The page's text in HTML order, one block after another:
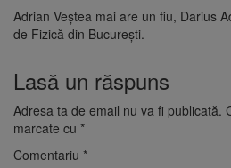
Adrian Veștea mai are un fiu, Darius
de Fizică din București.
Lasă un răspuns
Adresa ta de email nu va fi publicată.
marcate cu *
Comentariu *